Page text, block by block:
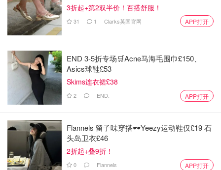
3折起+第2双半价！百搭舒服！
31 1 Clarks英国官网 APP打开
END 3-5折专场🛒Acne马海毛围巾£150、
Asics球鞋£53
Skims连衣裙£38
2 END. APP打开
Flannels 留子味穿搭🕶️Yeezy运动鞋仅£19 石
头岛卫衣£46
2折起+叠9折！
0 Flannels APP打开